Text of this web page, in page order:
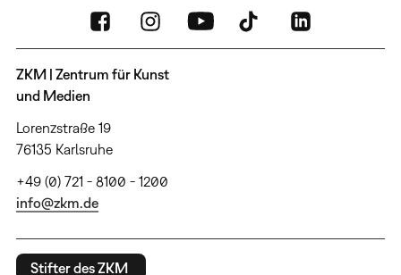
ZKM | Zentrum für Kunst
und Medien
Lorenzstraße 19
76135 Karlsruhe
+49 (0) 721 - 8100 - 1200
info@zkm.de
Stifter des ZKM